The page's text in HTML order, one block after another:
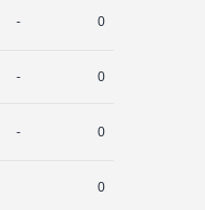
- 0
- 0
- 0
0